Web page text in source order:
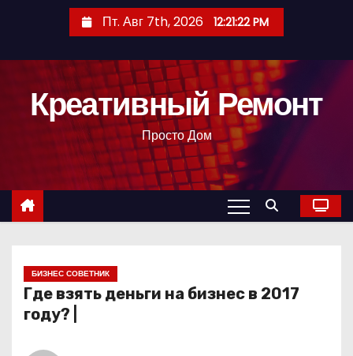
с
Пт. Авг 7th, 2026 12:21:23 PM
Креативный Ремонт
Просто Дом
БИЗНЕС СОВЕТНИК
Где взять деньги на бизнес в 2017
году? |